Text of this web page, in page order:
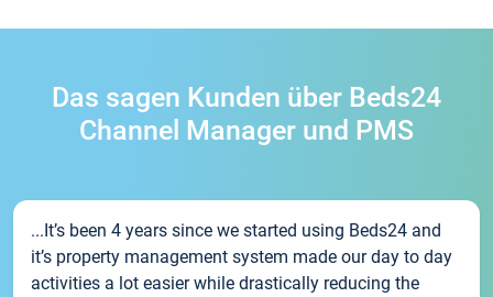
Das sagen Kunden über Beds24
Channel Manager und PMS
...It’s been 4 years since we started using Beds24 and
it’s property management system made our day to day
activities a lot easier while drastically reducing the